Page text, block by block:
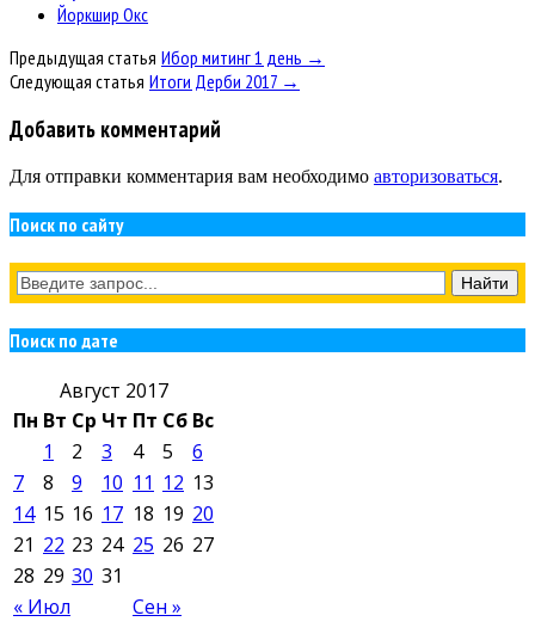
Йоркшир Окс
Предыдущая статья Ибор митинг 1 день →
Следующая статья Итоги Дерби 2017 →
Добавить комментарий
Для отправки комментария вам необходимо авторизоваться.
Поиск по сайту
Поиск по дате
Август 2017
Пн Вт Ср Чт Пт Сб Вс
« Июл Сен »
1 2 3 4 5
6
7
8 9 10 11 12 13
14 15 16 17 18 19 20
21 22 23 24 25 26 27
28 29 30 31